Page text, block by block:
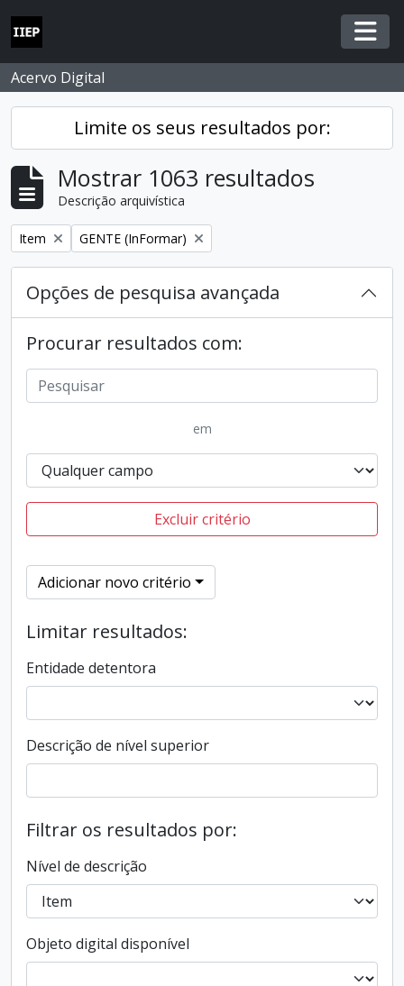
Skip to main content
Acervo Digital
Limite os seus resultados por:
Mostrar 1063 resultados
Descrição arquivística
Remover filtro:
Item Remover filtro:
GENTE (InFormar)
Opções de pesquisa avançada
Procurar resultados com:
em
Excluir critério
Adicionar novo critério
Limitar resultados:
Entidade detentora
Descrição de nível superior
Filtrar os resultados por:
Nível de descrição
Objeto digital disponível